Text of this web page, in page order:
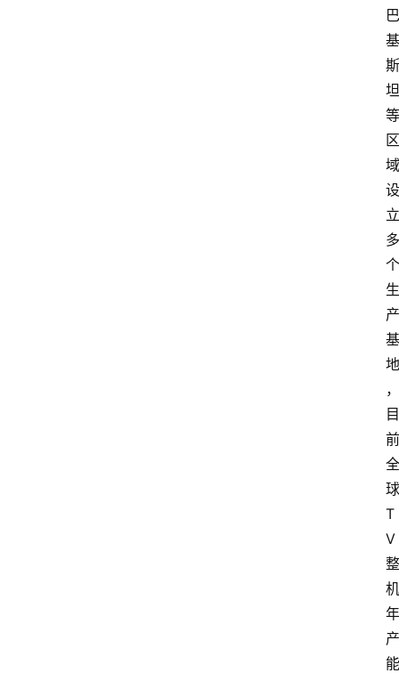
巴
基
斯
坦
等
区
域
设
立
多
个
生
产
基
地
，
目
前
全
球
T
V
整
机
年
产
能